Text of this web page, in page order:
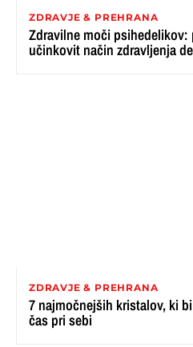
ZDRAVJE & PREHRANA
Zdravilne moči
učinkovit način zdravljenja
ZDRAVJE & PREHRANA
7 najmočnejših kristalov, ki
čas pri sebi